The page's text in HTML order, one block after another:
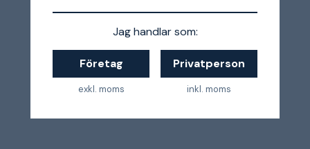
Jag handlar som:
Företag
exkl. moms
Privatperson
inkl. moms